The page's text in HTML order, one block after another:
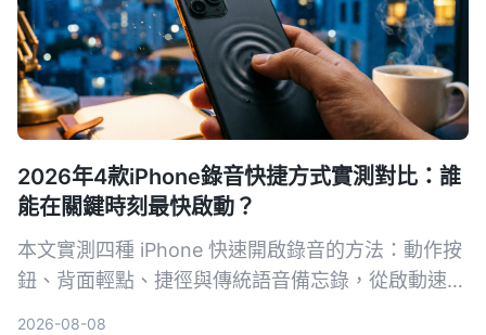
2026年4款iPhone錄音快捷方式實測對比：誰
能在關鍵時刻最快啟動？
本文實測四種 iPhone 快速開啟錄音的方法：動作按
鈕、背面輕點、捷徑與傳統語音備忘錄，從啟動速
2026-08-08